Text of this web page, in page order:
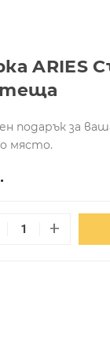
ARIES
подарък за
място.
+